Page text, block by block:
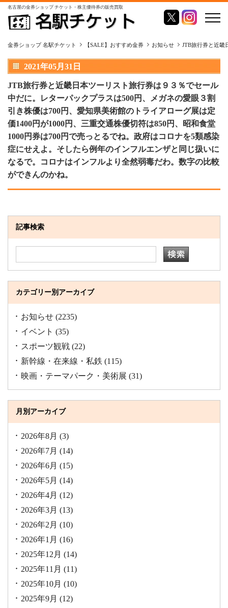
名古屋の金券ショップ チケット・株主優待券の販売買取
金券ショップ 名駅チケット 【SALE】おすすめ金券 お知らせ JTB旅行券と近畿
2021年05月31日
JTB旅行券と近畿日本ツーリスト旅行券は９３％でセール
中だに。レターパックプラスは500円、メガネの愛眼３割
引き株優は700円、愛知県美術館のトライアローグ展は定
価1400円が1000円、三重交通株優切符は850円、昭和食堂
1000円券は700円で売っとるでね。政府はコロナを5類感染
症にせえよ。そしたら例年のインフルエンザと同じ扱いに
なるで。コロナはインフルより全然弱毒だわ。数字の比較
ができんのかね。
記事検索
カテゴリー別アーカイブ
お知らせ (2235)
イベント (35)
スポーツ観戦 (22)
新幹線・在来線・私鉄 (115)
映画・テーマパーク・美術展 (31)
月別アーカイブ
2026年8月 (3)
2026年7月 (14)
2026年6月 (15)
2026年5月 (14)
2026年4月 (12)
2026年3月 (13)
2026年2月 (10)
2026年1月 (16)
2025年12月 (14)
2025年11月 (11)
2025年10月 (10)
2025年9月 (12)